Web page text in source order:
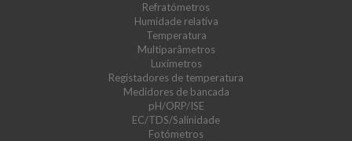
Refratómetros
Humidade relativa
Temperatura
Multiparâmetros
Luxímetros
Registadores de temperatura
Medidores de bancada
pH/ORP/ISE
EC/TDS/Salinidade
Fotómetros